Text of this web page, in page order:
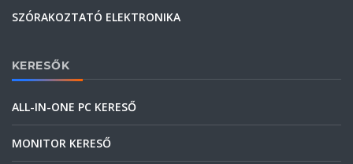
SZÓRAKOZTATÓ ELEKTRONIKA
KERESŐK
ALL-IN-ONE PC KERESŐ
MONITOR KERESŐ